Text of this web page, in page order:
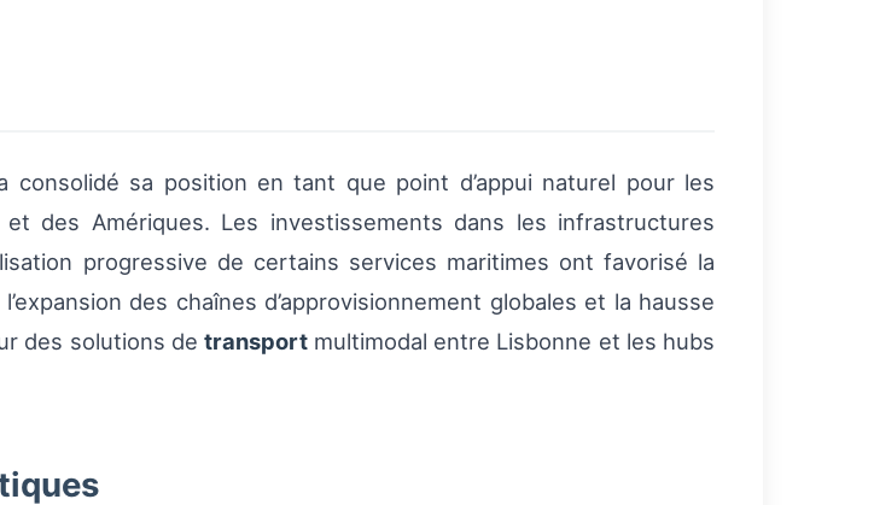
consolidé sa position en tant que point d’appui naturel pour les
et des Amériques. Les investissements dans les infrastructures
progressive de certains services maritimes ont favorisé la
des chaînes d’approvisionnement globales et la hausse
des solutions de transportmultimodal entre Lisbonne et les hubs